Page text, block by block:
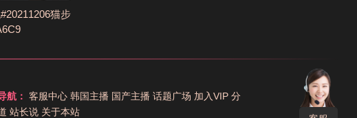
猫步
航： 客服中心 韩国主播 国产主播 话题广场 加入VIP 分
站长说 关于本站